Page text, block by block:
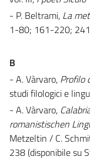
- P. Beltrami, La
1-80; 161-220;
B
- A. Vàrvaro, Profilo
studi filologici e
- A. Vàrvaro,
romanistischen
Metzeltin / C.
238 (disponibile su